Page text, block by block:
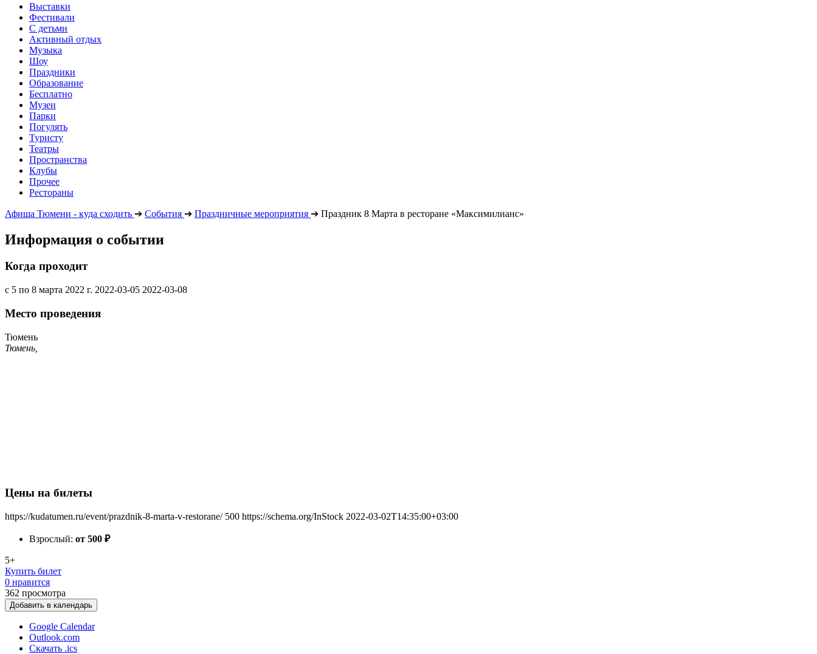
Выставки
Фестивали
С детьми
Активный отдых
Музыка
Шоу
Праздники
Образование
Бесплатно
Музеи
Парки
Погулять
Туристу
Театры
Пространства
Клубы
Прочее
Рестораны
Афиша Тюмени - куда сходить ➔ События ➔ Праздничные мероприятия ➔ Праздник 8 Марта в ресторане «Максимилианс»
Информация о событии
Когда проходит
с 5 по 8 марта 2022 г. 2022-03-05 2022-03-08
Место проведения
Тюмень
Тюмень,
Цены на билеты
https://kudatumen.ru/event/prazdnik-8-marta-v-restorane/ 500 https://schema.org/InStock 2022-03-02T14:35:00+03:00
Взрослый: от 500 ₽
5+
Купить билет
0 нравится
362 просмотра
Добавить в календарь
Google Calendar
Outlook.com
Скачать .ics